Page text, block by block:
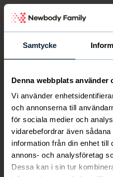
Samtycke
Denna webbplats använder
Vi använder
och annonserna till
för sociala medier och
vidarebefordrar även
information från din enhet till
annons- och analysföretag
Dessa kan i sin tur
Newbody Family Portal